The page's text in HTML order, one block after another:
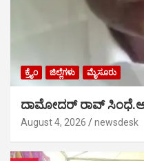
ಕ್ರೈಂ ಜಿಲ್ಲೆಗಳು ಮೈಸೂರು
ದಾಮೋದರ್ ರಾವ್
August 4, 2026 newsdesk